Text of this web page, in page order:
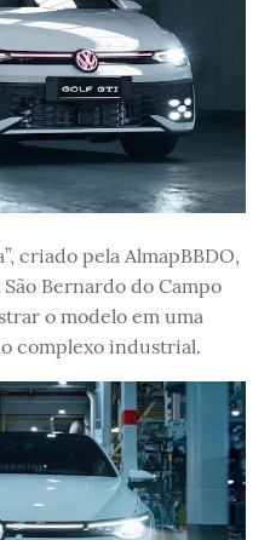
criado pela AlmapBBDO,
Bernardo do Campo
o modelo em uma
complexo industrial.